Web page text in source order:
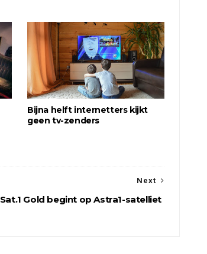
Bijna helft internetters kijkt
geen tv-zenders
Next
Sat.1 Gold begint op Astra1-satelliet